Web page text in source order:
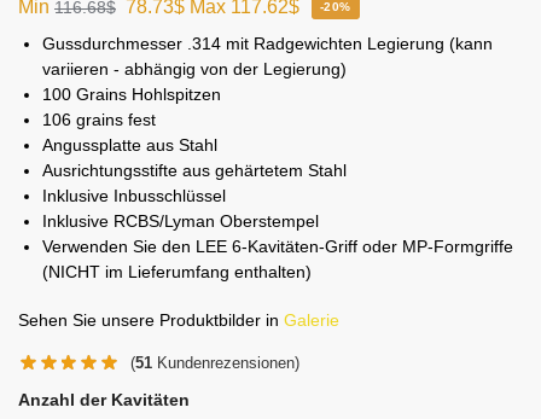
Min 116.68$ 78.73$ Max 117.62$ -20%
Gussdurchmesser .314 mit Radgewichten Legierung (kann
variieren - abhängig von der Legierung)
100 Grains Hohlspitzen
106 grains fest
Angussplatte aus Stahl
Ausrichtungsstifte aus gehärtetem Stahl
Inklusive Inbusschlüssel
Inklusive RCBS/Lyman Oberstempel
Verwenden Sie den LEE 6-Kavitäten-Griff oder MP-Formgriffe
(NICHT im Lieferumfang enthalten)
Sehen Sie unsere Produktbilder in Galerie
(51 Kundenrezensionen)
Anzahl der Kavitäten